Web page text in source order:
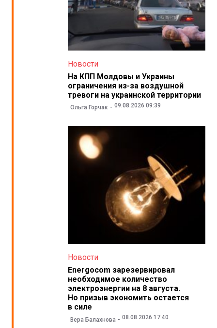
Новости
На КПП Молдовы и Украины
ограничения из-за воздушной
тревоги на украинской территории
Ольга Горчак 09.08.2026 09:39
Новости
Energocom зарезервировал
необходимое количество
электроэнергии на 8 августа.
Но призыв экономить остается
в силе
Вера Балахнова 08.08.2026 17:40